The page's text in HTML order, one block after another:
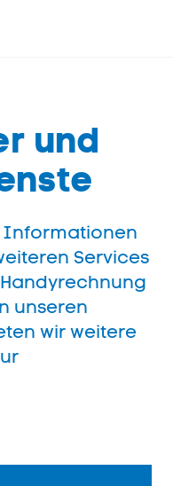
und
Informationen
Services
unseren
wir weitere